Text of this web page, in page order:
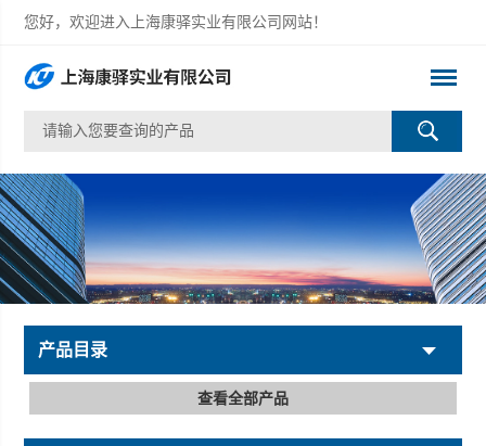
您好，欢迎进入上海康驿实业有限公司网站！
产品目录
查看全部产品